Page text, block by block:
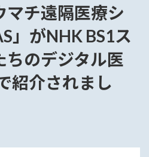
マチ遠隔医療シ
」がNHK BS1ス
ちのデジタル医
紹介されまし